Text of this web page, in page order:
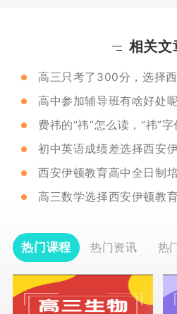
相关文
高三只考了300分，选择
高中参加辅导班有啥好处
费祎的“祎”怎么读，“祎”
西安伊顿教育高中全日制
高三数学选择西安伊顿教
热门课程 热门资讯 热